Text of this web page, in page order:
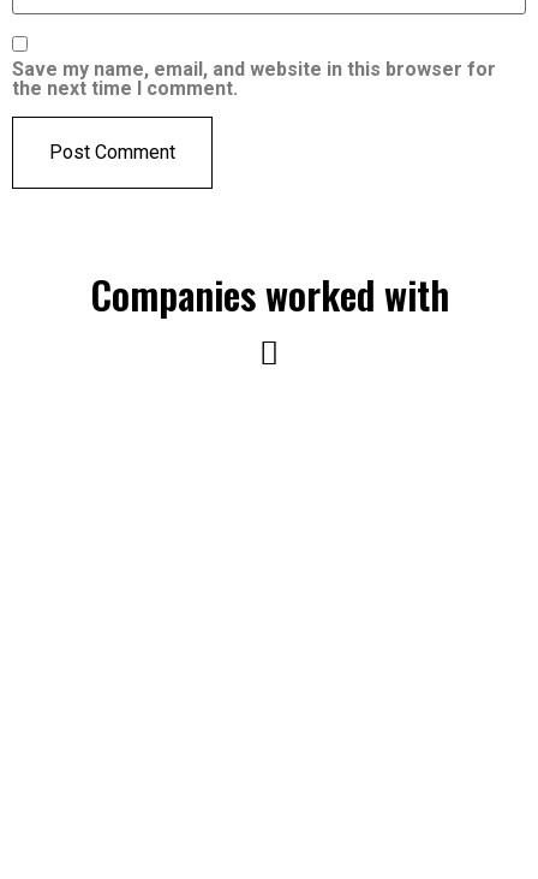
Save my name, email, and website in this browser for
the next time I comment.
Companies worked with